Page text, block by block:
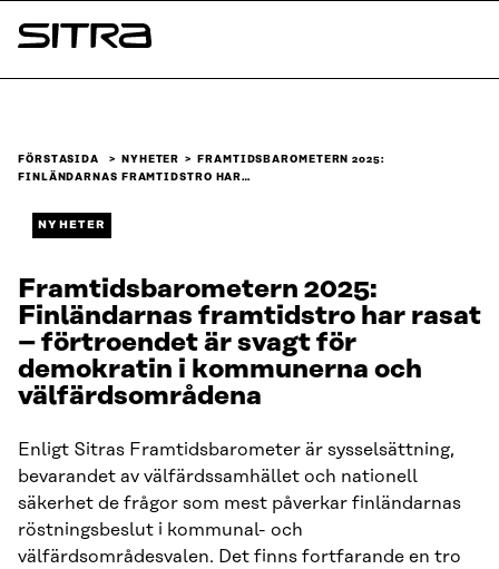
Skip to
content
Sitra
FÖRSTASIDA NYHETER
FRAMTIDSBAROMETERN 2025:
FINLÄNDARNAS FRAMTIDSTRO HAR…
NYHETER
Framtidsbarometern 2025:
Finländarnas framtidstro har rasat
– förtroendet är svagt för
demokratin i kommunerna och
välfärdsområdena
Enligt Sitras Framtidsbarometer är sysselsättning,
bevarandet av välfärdssamhället och nationell
säkerhet de frågor som mest påverkar finländarnas
röstningsbeslut i kommunal- och
välfärdsområdesvalen. Det finns fortfarande en tro